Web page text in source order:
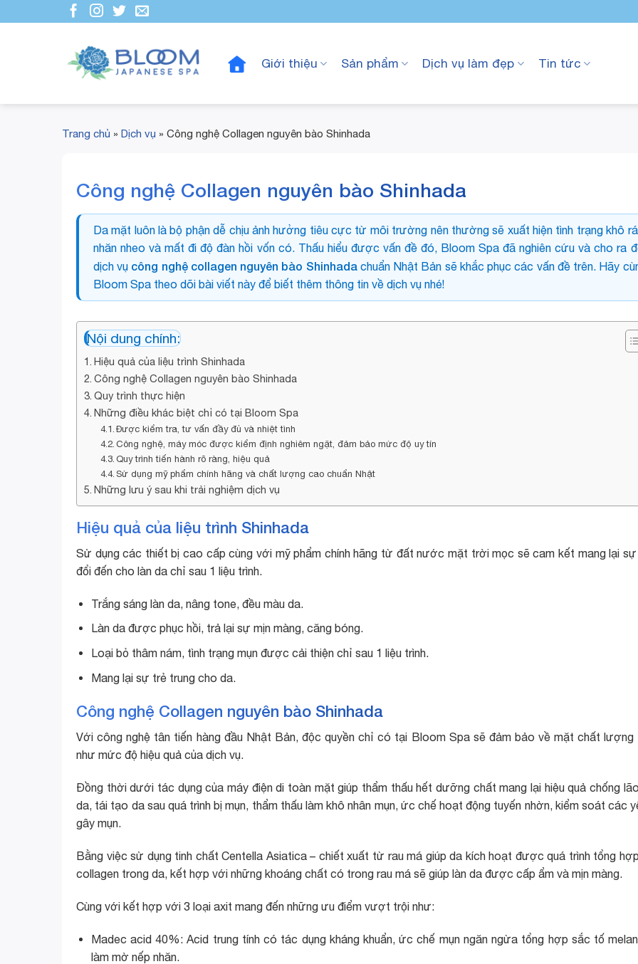
qua
Giới thiệu Sản phẩm Dịch vụ làm đẹp Tin tức
Trang chủ » Dịch vụ » Công nghệ Collagen nguyên bào Shinhada
Công nghệ Collagen nguyên bào Shinhada
Da mặt luôn là bộ phận dễ chịu ảnh hưởng tiêu cực từ môi trường nên thường sẽ xuất hiện tình trạng khô
nhăn nheo và mất đi độ đàn hồi vốn có. Thấu hiểu được vấn đề đó, Bloom Spa đã nghiên cứu và cho ra
dịch vụ công nghệ collagen nguyên bào Shinhada chuẩn Nhật Bản sẽ khắc phục các vấn đề trên. Hãy
Bloom Spa theo dõi bài viết này để biết thêm thông tin về dịch vụ nhé!
Nội dung chính:
Hiệu quả của liệu trình Shinhada
Công nghệ Collagen nguyên bào Shinhada
Quy trình thực hiện
Những điều khác biệt chỉ có tại Bloom Spa
Được kiểm tra, tư vấn đầy đủ và nhiệt tình
Công nghệ, máy móc được kiểm định nghiêm ngặt, đảm bảo mức độ uy tín
Quy trình tiến hành rõ ràng, hiệu quả
Sử dụng mỹ phẩm chính hãng và chất lượng cao chuẩn Nhật
Những lưu ý sau khi trải nghiệm dịch vụ
Hiệu quả của liệu trình Shinhada
Sử dụng các thiết bị cao cấp cùng với mỹ phẩm chính hãng từ đất nước mặt trời mọc sẽ cam kết mang lại
đổi đến cho làn da chỉ sau 1 liệu trình.
Trắng sáng làn da, nâng tone, đều màu da.
Làn da được phục hồi, trả lại sự mịn màng, căng bóng.
Loại bỏ thâm nám, tình trạng mụn được cải thiện chỉ sau 1 liệu trình.
Mang lại sự trẻ trung cho da.
Công nghệ Collagen nguyên bào Shinhada
Với công nghệ tân tiến hàng đầu Nhật Bản, độc quyền chỉ có tại Bloom Spa sẽ đảm bảo về mặt chất lượng
như mức độ hiệu quả của dịch vụ.
Đồng thời dưới tác dụng của máy điện di toàn mặt giúp thẩm thấu hết dưỡng chất mang lại hiệu quả chống
da, tái tạo da sau quá trình bị mụn, thẩm thấu làm khô nhân mụn, ức chế hoạt động tuyến nhờn, kiểm soát các
gây mụn.
Bằng việc sử dụng tinh chất Centella Asiatica – chiết xuất từ rau má giúp da kích hoạt được quá trình tổng
collagen trong da, kết hợp với những khoáng chất có trong rau má sẽ giúp làn da được cấp ẩm và mịn màng.
Cùng với kết hợp với 3 loại axit mang đến những ưu điểm vượt trội như:
Madec acid 40%: Acid trung tính có tác dụng kháng khuẩn, ức chế mụn ngăn ngừa tổng hợp sắc tố
làm mờ nếp nhăn.